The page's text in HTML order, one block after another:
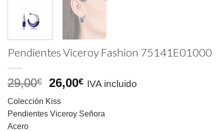
Pendientes Viceroy Fashion 75141E01000
29,00€
El
original
era:
26,00€El
es:
IVA incluido
Colección Kiss
Pendientes Viceroy Señora
Acero